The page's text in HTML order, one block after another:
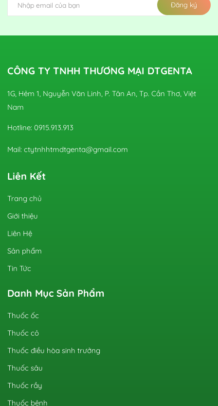
Đăng ký
CÔNG TY TNHH THƯƠNG MẠI DTGENTA
1G, Hẻm 1, Nguyễn Văn Linh, P. Tân An, Tp. Cần Thơ, Việt
Nam
Hotline: 0915.913.913
Mail: ctytnhhtmdtgenta@gmail.com
Liên Kết
Trang chủ
Giới thiệu
Liên Hệ
Sản phẩm
Tin Tức
Danh Mục Sản Phẩm
Thuốc ốc
Thuốc cỏ
Thuốc điều hòa sinh trưởng
Thuốc sâu
Thuốc rầy
Thuốc bệnh